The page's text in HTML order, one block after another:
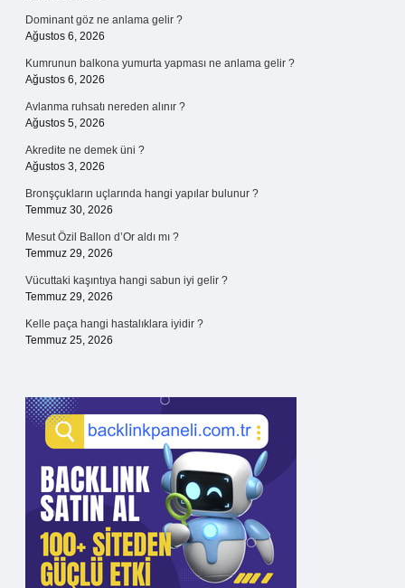
Dominant göz ne anlama gelir ?
Ağustos 6, 2026
Kumrunun balkona yumurta yapması ne anlama gelir ?
Ağustos 6, 2026
Avlanma ruhsatı nereden alınır ?
Ağustos 5, 2026
Akredite ne demek üni ?
Ağustos 3, 2026
Bronşçukların uçlarında hangi yapılar bulunur ?
Temmuz 30, 2026
Mesut Özil Ballon d’Or aldı mı ?
Temmuz 29, 2026
Vücuttaki kaşıntıya hangi sabun iyi gelir ?
Temmuz 29, 2026
Kelle paça hangi hastalıklara iyidir ?
Temmuz 25, 2026